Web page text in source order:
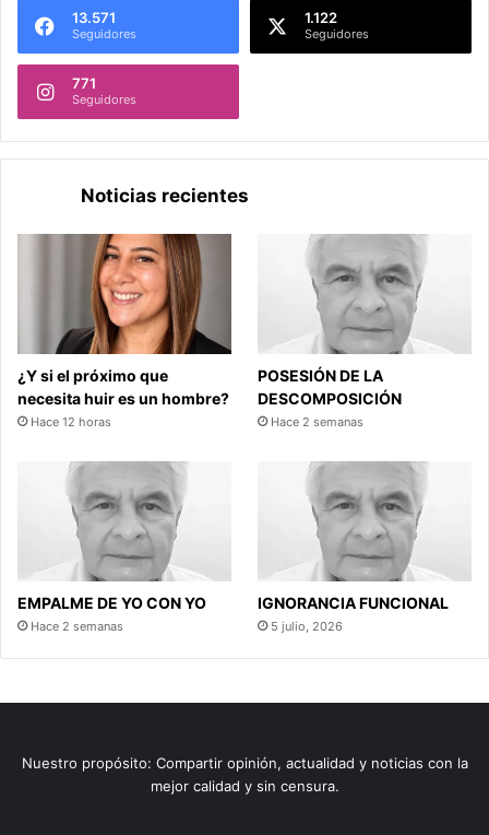
13.571
Seguidores
1.122
Seguidores
771
Seguidores
Noticias recientes
¿Y si el próximo que
necesita huir es un hombre?
Hace 12 horas
POSESIÓN DE LA
DESCOMPOSICIÓN
Hace 2 semanas
EMPALME DE YO CON YO
Hace 2 semanas
IGNORANCIA FUNCIONAL
5 julio, 2026
Nuestro propósito: Compartir opinión, actualidad y noticias con la
mejor calidad y sin censura.